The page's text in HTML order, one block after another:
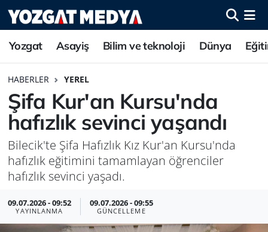
Yozgat Asayiş Bilim ve teknoloji Dünya
HABERLER YEREL
Şifa Kur'an Kursu'nda
hafızlık sevinci yaşandı
Bilecik'te Şifa Hafızlık Kız Kur'an Kursu'nda
hafızlık eğitimini tamamlayan öğrenciler
hafızlık sevinci yaşadı.
09.07.2026 - 09:52
YAYINLANMA
09.07.2026 - 09:55
GÜNCELLEME